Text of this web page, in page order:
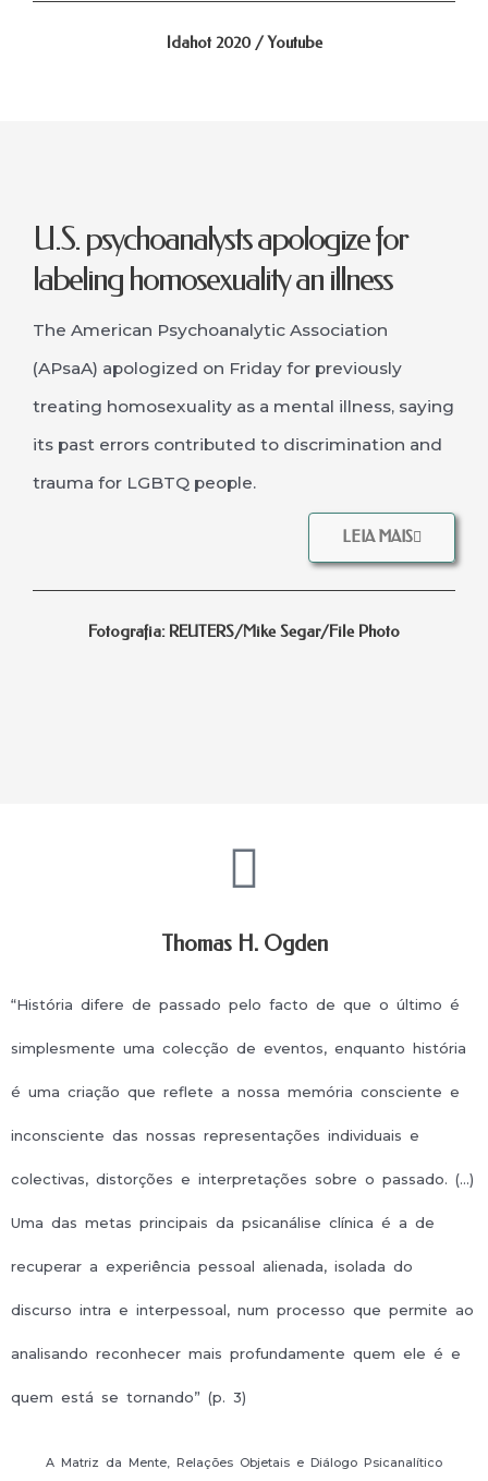
Idahot 2020 / Youtube
U.S. psychoanalysts apologize for
labeling homosexuality an illness
The American Psychoanalytic Association
(APsaA) apologized on Friday for previously
treating homosexuality as a mental illness, saying
its past errors contributed to discrimination and
trauma for LGBTQ people.
LEIA MAIS
Fotografia: REUTERS/Mike Segar/File Photo
Thomas H. Ogden
“História difere de passado pelo facto de que o último é
simplesmente uma colecção de eventos, enquanto história
é uma criação que reflete a nossa memória consciente e
inconsciente das nossas representações individuais e
colectivas, distorções e interpretações sobre o passado. (…)
Uma das metas principais da psicanálise clínica é a de
recuperar a experiência pessoal alienada, isolada do
discurso intra e interpessoal, num processo que permite ao
analisando reconhecer mais profundamente quem ele é e
quem está se tornando” (p. 3)
A Matriz da Mente, Relações Objetais e Diálogo Psicanalítico